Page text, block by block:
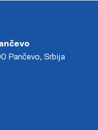
Pančevo, Srbija